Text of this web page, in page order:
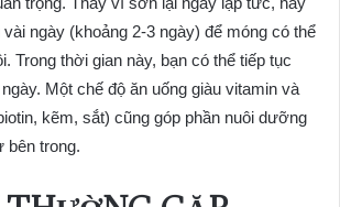
ngày (khoảng 2-3 ngày) để móng có thể
Trong thời gian này, bạn có thể tiếp tục
Một chế độ ăn uống giàu vitamin và
kẽm, sắt) cũng góp phần nuôi dưỡng
bên trong.